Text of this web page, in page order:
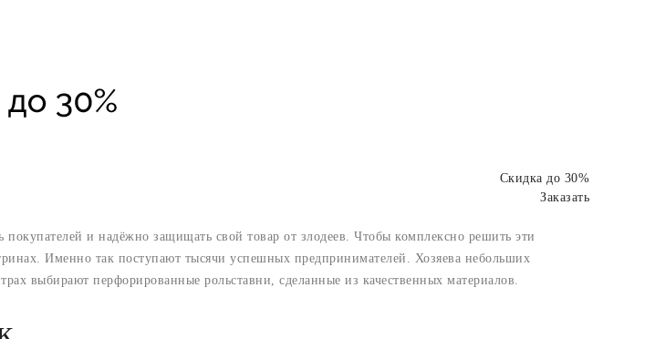
Скидка до 30%
Заказать
и надёжно защищать свой товар от злодеев. Чтобы комплексно решить эти
Именно так поступают тысячи успешных предпринимателей. Хозяева небольших
выбирают перфорированные рольставни, сделанные из качественных материалов.